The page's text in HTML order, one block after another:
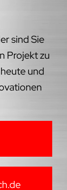
sind Sie
Projekt zu
und